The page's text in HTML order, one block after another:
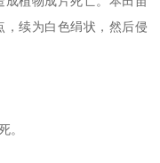
，续为白色绢状，然后侵
。